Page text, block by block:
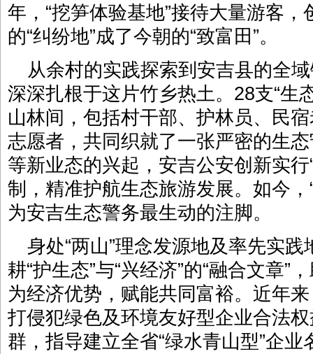
年，“挖笋体验基地”接待大量游客
的“纠纷地”成了今朝的“致富田”。
从余村的实践探索到安吉县的全
深深扎根于这片竹乡热土。28支“生
山林间，包括村干部、护林员、民
志愿者，共同织就了一张严密的生
等新业态的兴起，安吉公安创新实
制，精准护航生态旅游发展。如今
为安吉生态警务最生动的注脚。
身处“两山”理念发源地及率先实
耕“护生态”与“兴经济”的“融合文章”
为经济优势，赋能共同富裕。近年
打侵犯绿色及环境友好型企业合法
群，指导建立全省“绿水青山型”企